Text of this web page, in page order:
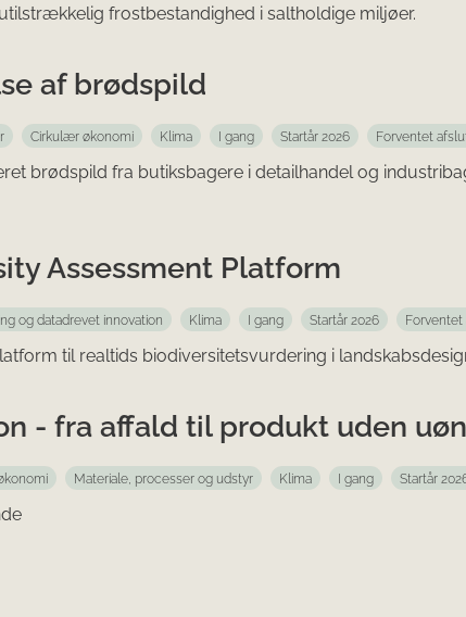
frostbestandighed i saltholdige miljøer.
af brødspild
Cirkulær økonomi Klima I gang Startår 2026 Forventet
brødspild fra butiksbagere i detailhandel og
Assessment Platform
og datadrevet innovation Klima I gang Startår 2026 Forventet
til realtids biodiversitetsvurdering i
- fra affald til produkt uden
Materiale, processer og udstyr Klima I gang Startår